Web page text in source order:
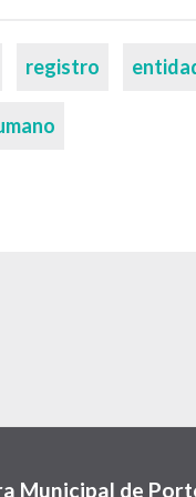
registro
Municipal de